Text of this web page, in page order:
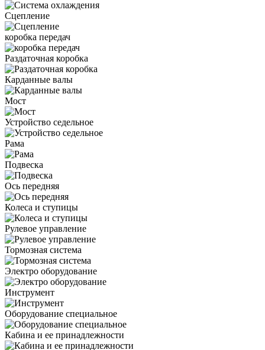
Сцепление
коробка передач
Раздаточная коробка
Карданные валы
Мост
Устройство седельное
Рама
Подвеска
Ось передняя
Колеса и ступицы
Рулевое управление
Тормозная система
Электро оборудование
Инструмент
Оборудование специальное
Кабина и ее принадлежности